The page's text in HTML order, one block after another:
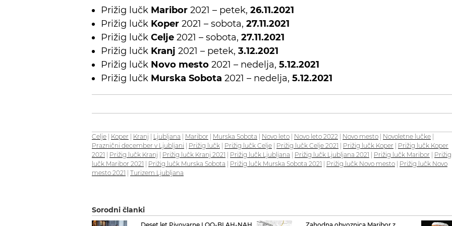
Prižig lučk Maribor 2021 – petek, 26.11.2021
Prižig lučk Koper 2021 – sobota, 27.11.2021
Prižig lučk Celje 2021 – sobota, 27.11.2021
Prižig lučk Kranj 2021 – petek, 3.12.2021
Prižig lučk Novo mesto 2021 – nedelja, 5.12.2021
Prižig lučk Murska Sobota 2021 – nedelja, 5.12.2021
Celje Koper Kranj Ljubljana Maribor Murska Sobota Novo leto Novo leto 2022 Novo mesto Novoletne lučke
Praznični december v Ljubljani
Prižig lučk Prižig lučk Celje Prižig lučk Celje 2021 Prižig lučk Koper
Prižig lučk Koper
2021
Prižig lučk Kranj Prižig lučk Kranj 2021 Prižig lučk Ljubljana Prižig lučk Ljubljana 2021 Prižig lučk Maribor
Prižig
lučk Maribor 2021
Prižig lučk Murska Sobota Prižig lučk Murska Sobota 2021 Prižig lučk Novo mesto
Prižig lučk Novo
mesto 2021
Turizem Ljubljana
Sorodni članki